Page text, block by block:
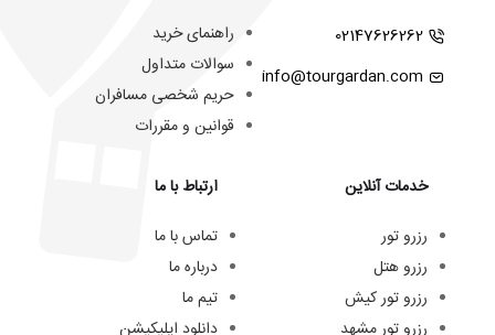
02147626262
info@tourgardan.com
خدمات آنلاین
رزرو تور
رزرو هتل
رزرو تور کیش
رزرو تور مشهد
راهنمای خرید
سوالات متداول
حریم شخصی مسافران
قوانین و مقررات
ارتباط با ما
تماس با ما
درباره ما
تیم ما
دانلود اپلیکیشن